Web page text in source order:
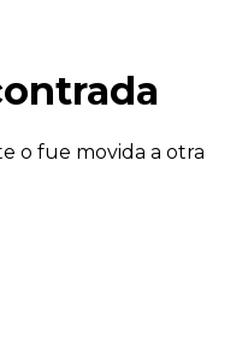
o fue movida a otra